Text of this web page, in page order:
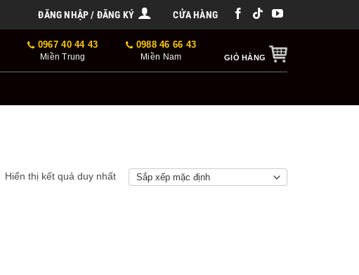
ĐĂNG NHẬP / ĐĂNG KÝ CỬA HÀNG
0967 40 44 43
Miền Trung
0988 46 66 43
Miền Nam GIỎ HÀNG
Hiển thị kết quả duy nhất